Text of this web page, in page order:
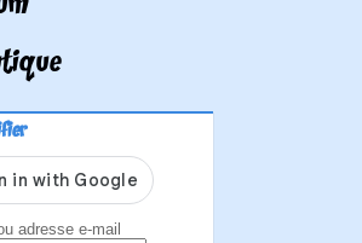
adresse e-mail